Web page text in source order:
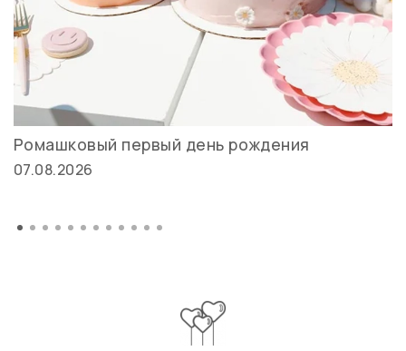
Ромашковый первый день рождения
07.08.2026